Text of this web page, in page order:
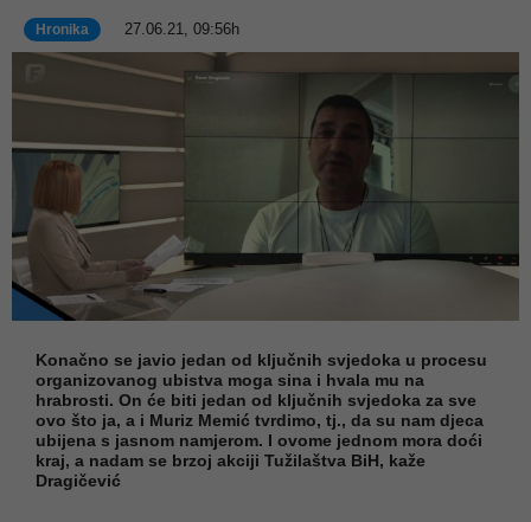
Hronika 27.06.21, 09:56h
Konačno se javio jedan od ključnih svjedoka u procesu
organizovanog ubistva moga sina i hvala mu na
hrabrosti. On će biti jedan od ključnih svjedoka za sve
ovo što ja, a i Muriz Memić tvrdimo, tj., da su nam djeca
ubijena s jasnom namjerom. I ovome jednom mora doći
kraj, a nadam se brzoj akciji Tužilaštva BiH, kaže
Dragičević